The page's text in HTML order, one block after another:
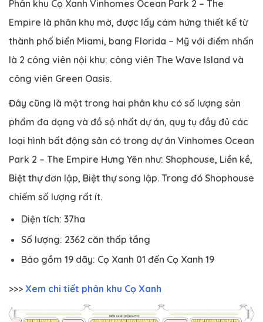
Phân khu Cọ Xanh Vinhomes Ocean Park 2 – The
Empire là phân khu mở, được lấy cảm hứng thiết kế từ
thành phố biển Miami, bang Florida – Mỹ với điểm nhấn
là 2 công viên nội khu: công viên The Wave Island và
công viên Green Oasis.
Đây cũng là một trong hai phân khu có số lượng sản
phẩm đa dạng và đồ sộ nhất dự án, quy tụ đầy đủ các
loại hình bất động sản có trong dự án Vinhomes Ocean
Park 2 – The Empire Hưng Yên như: Shophouse, Liền kề,
Biệt thự đơn lập, Biệt thự song lập. Trong đó Shophouse
chiếm số lượng rất ít.
Diện tích: 37ha
Số lượng: 2362 căn thấp tầng
Bảo gồm 19 dãy: Cọ Xanh 01 đến Cọ Xanh 19
>>> Xem chi tiết phân khu Cọ Xanh